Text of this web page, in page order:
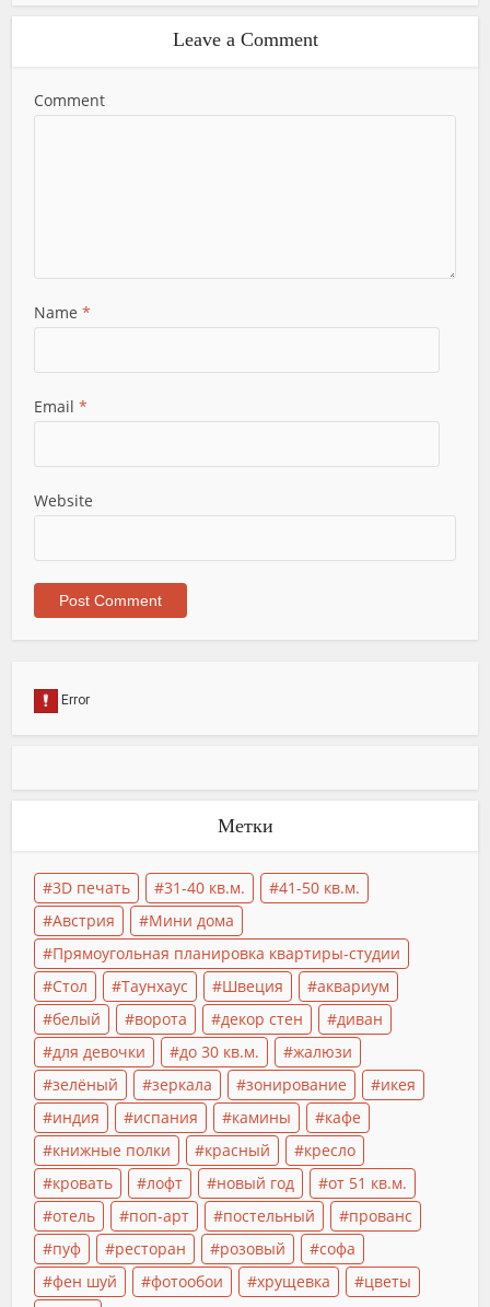
Leave a Comment
Comment
Name *
Email *
Website
Метки
3D печать 31-40 кв.м.
41-50 кв.м.
Австрия
Мини дома
Прямоугольная планировка квартиры-студии
Стол
Таунхаус Швеция
аквариум
белый
ворота декор стен
диван
для девочки
до 30 кв.м.
жалюзи
зелёный
зеркала зонирование
икея
индия
испания камины
кафе
книжные полки
красный
кресло
кровать
лофт новый год
от 51 кв.м.
отель
поп-арт постельный
прованс
пуф
ресторан розовый
софа
фен шуй
фотообои хрущевка
цветы